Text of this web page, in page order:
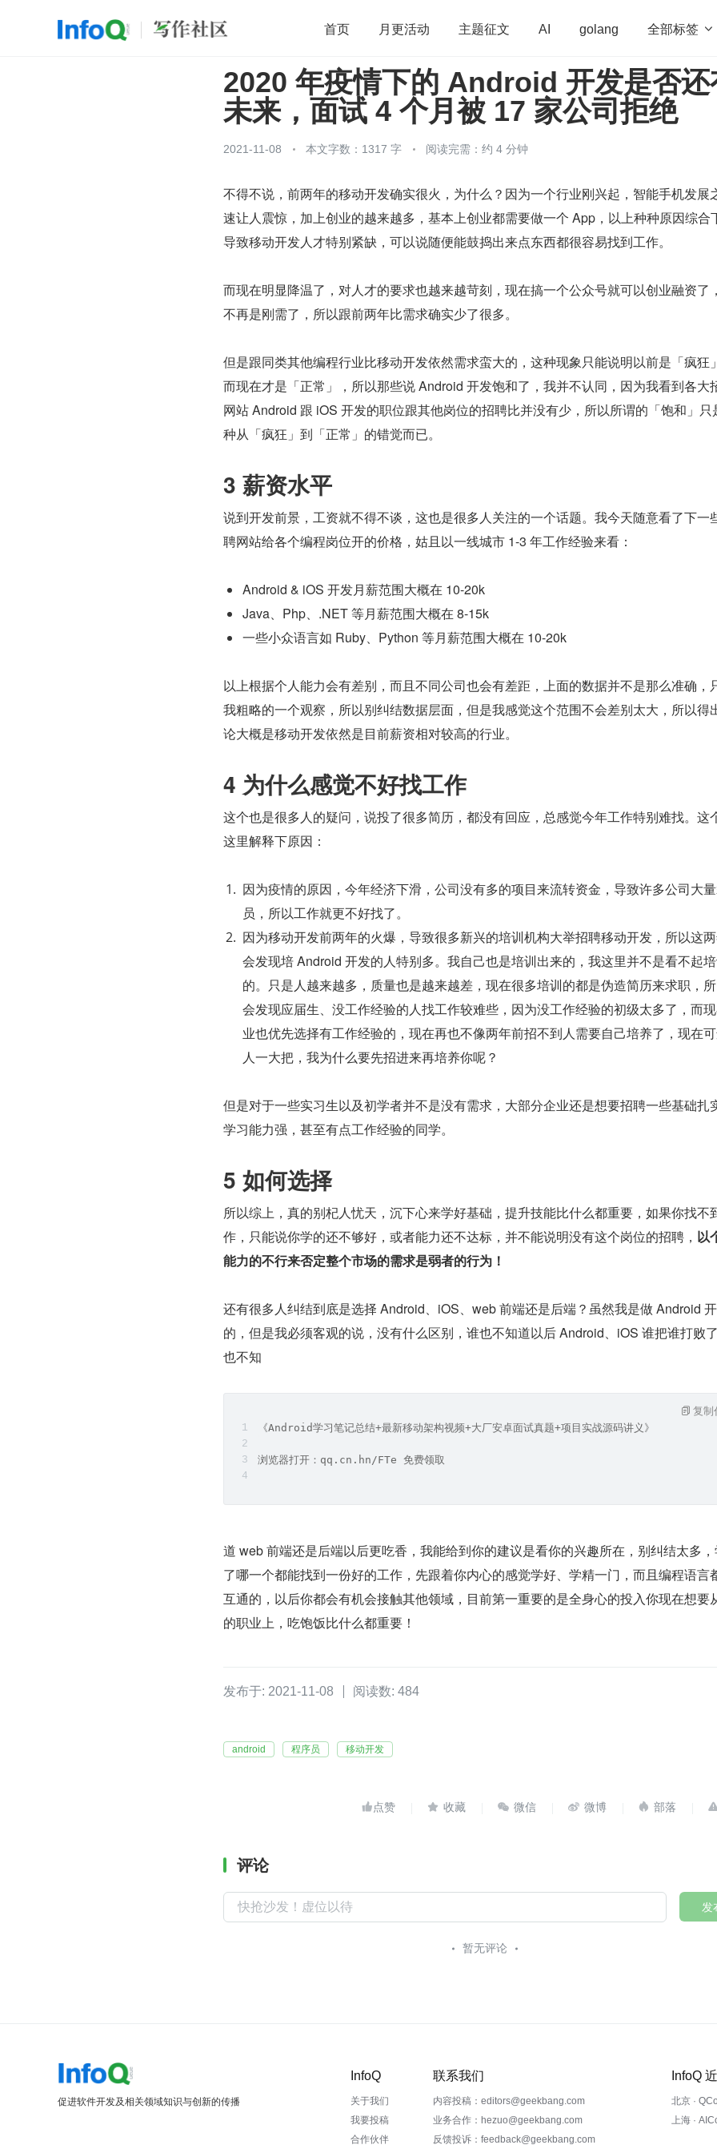
首页 月更活动 主题征文 AI golang 全部标签 
开源 架构 OpenHarmony 算法 学习方法 Web3.0 高
团队管理 程序员 运维 深度思考 低代码 redis
2020 年疫情下的 Android 开发是否还
未来，面试 4 个月被 17 家公司拒绝
2021-11-08 本文字数：1317 字 阅读完需：约 4 分钟
不得不说，前两年的移动开发确实很火，为什么？因为一个行业刚兴起，智能手机发展
速让人震惊，加上创业的越来越多，基本上创业都需要做一个 App，以上种种原因综合
导致移动开发人才特别紧缺，可以说随便能鼓捣出来点东西都很容易找到工作。
而现在明显降温了，对人才的要求也越来越苛刻，现在搞一个公众号就可以创业融资了
不再是刚需了，所以跟前两年比需求确实少了很多。
但是跟同类其他编程行业比移动开发依然需求蛮大的，这种现象只能说明以前是「疯狂
而现在才是「正常」，所以那些说 Android 开发饱和了，我并不认同，因为我看到各大
网站 Android 跟 iOS 开发的职位跟其他岗位的招聘比并没有少，所以所谓的「饱和」只
种从「疯狂」到「正常」的错觉而已。
3 薪资水平
说到开发前景，工资就不得不谈，这也是很多人关注的一个话题。我今天随意看了下一
聘网站给各个编程岗位开的价格，姑且以一线城市 1-3 年工作经验来看：
Android & iOS 开发月薪范围大概在 10-20k
Java、Php、.NET 等月薪范围大概在 8-15k
一些小众语言如 Ruby、Python 等月薪范围大概在 10-20k
以上根据个人能力会有差别，而且不同公司也会有差距，上面的数据并不是那么准确，
我粗略的一个观察，所以别纠结数据层面，但是我感觉这个范围不会差别太大，所以得
论大概是移动开发依然是目前薪资相对较高的行业。
4 为什么感觉不好找工作
这个也是很多人的疑问，说投了很多简历，都没有回应，总感觉今年工作特别难找。这
这里解释下原因：
因为疫情的原因，今年经济下滑，公司没有多的项目来流转资金，导致许多公司大
员，所以工作就更不好找了。
因为移动开发前两年的火爆，导致很多新兴的培训机构大举招聘移动开发，所以这
会发现培 Android 开发的人特别多。我自己也是培训出来的，我这里并不是看不起
的。只是人越来越多，质量也是越来越差，现在很多培训的都是伪造简历来求职，
会发现应届生、没工作经验的人找工作较难些，因为没工作经验的初级太多了，而
业也优先选择有工作经验的，现在再也不像两年前招不到人需要自己培养了，现在
人一大把，我为什么要先招进来再培养你呢？
但是对于一些实习生以及初学者并不是没有需求，大部分企业还是想要招聘一些基础扎
学习能力强，甚至有点工作经验的同学。
5 如何选择
所以综上，真的别杞人忧天，沉下心来学好基础，提升技能比什么都重要，如果你找不
作，只能说你学的还不够好，或者能力还不达标，并不能说明没有这个岗位的招聘， 以
能力的不行来否定整个市场的需求是弱者的行为！
还有很多人纠结到底是选择 Android、iOS、web 前端还是后端？虽然我是做 Android
的，但是我必须客观的说，没有什么区别，谁也不知道以后 Android、iOS 谁把谁打败
也不知
《Android学习笔记总结+最新移动架构视频+大厂安卓面试真题+项目实战源码讲义》
浏览器打开：qq.cn.hn/FTe 免费领取
复制
道 web 前端还是后端以后更吃香，我能给到你的建议是看你的兴趣所在，别纠结太多
了哪一个都能找到一份好的工作，先跟着你内心的感觉学好、学精一门，而且编程语言
互通的，以后你都会有机会接触其他领域，目前第一重要的是全身心的投入你现在想要
的职业上，吃饱饭比什么都重要！
发布于: 2021-11-08 阅读数: 484
android 程序员 移动开发
    
评论
发
暂无评论
促进软件开发及相关领域知识与创新的传播
InfoQ
关于我们
我要投稿
合作伙伴
联系我们
内容投稿：editors@geekbang.com
业务合作：hezuo@geekbang.com
反馈投诉：feedback@geekbang.com
InfoQ
北京 ·
上海 ·